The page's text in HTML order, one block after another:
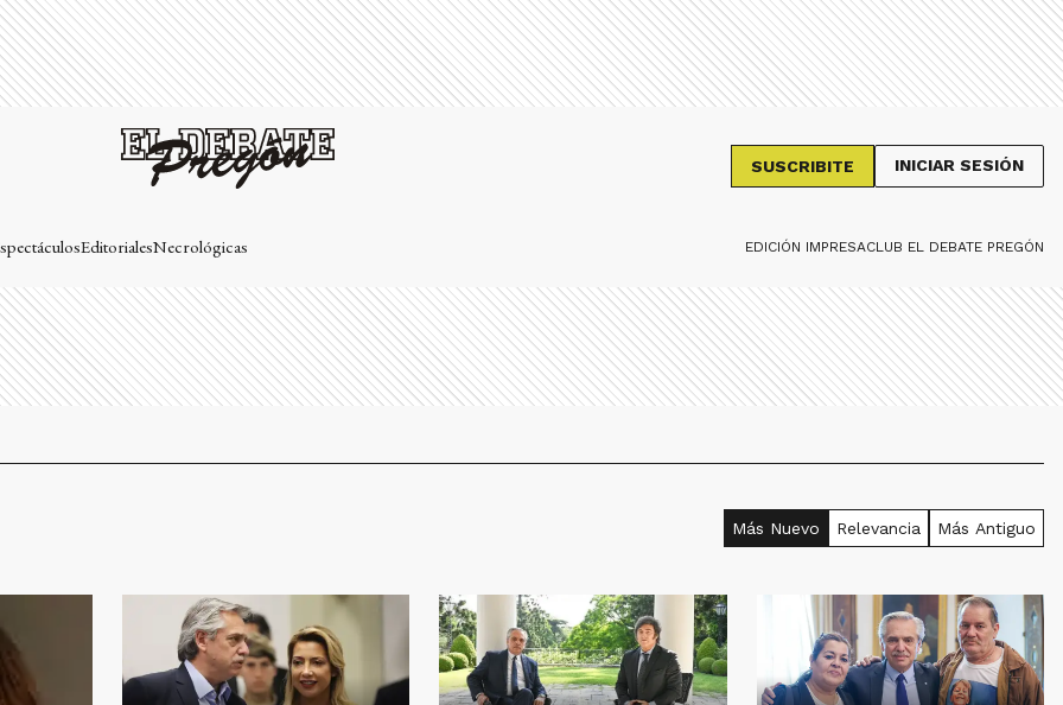
SUSCRIBITE INICIAR SESIÓN
EditorialesNecrológicas EDICIÓN IMPRESACLUB EL DEBATE PREGÓN
Más Nuevo Relevancia Más Antiguo